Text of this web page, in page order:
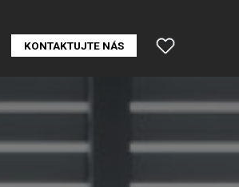
KONTAKTUJTE NÁS